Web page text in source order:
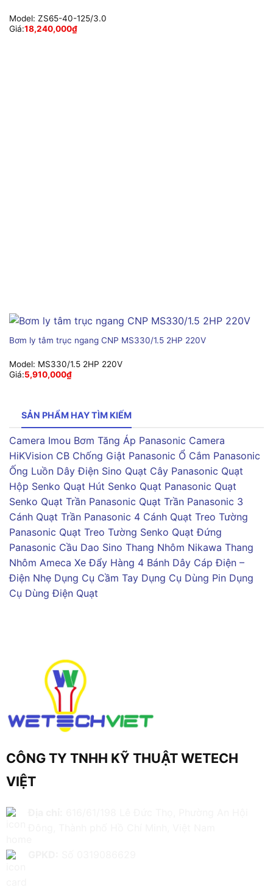
Model: ZS65-40-125/3.0
Giá:18,240,000₫
Bơm ly tâm trục ngang CNP MS330/1.5 2HP 220V
Model: MS330/1.5 2HP 220V
Giá:5,910,000₫
SẢN PHẨM HAY TÌM KIẾM
Camera Imou Bơm Tăng Áp Panasonic Camera
HiKVision CB Chống Giật Panasonic Ổ Cắm Panasonic
Ống Luồn Dây Điện Sino Quạt Cây Panasonic Quạt
Hộp Senko Quạt Hút Senko Quạt Panasonic Quạt
Senko Quạt Trần Panasonic Quạt Trần Panasonic 3
Cánh Quạt Trần Panasonic 4 Cánh Quạt Treo Tường
Panasonic Quạt Treo Tường Senko Quạt Đứng
Panasonic Cầu Dao Sino Thang Nhôm Nikawa Thang
Nhôm Ameca Xe Đẩy Hàng 4 Bánh Dây Cáp Điện –
Điện Nhẹ Dụng Cụ Cầm Tay Dụng Cụ Dùng Pin Dụng
Cụ Dùng Điện Quạt
CÔNG TY TNHH KỸ THUẬT WETECH
VIỆT